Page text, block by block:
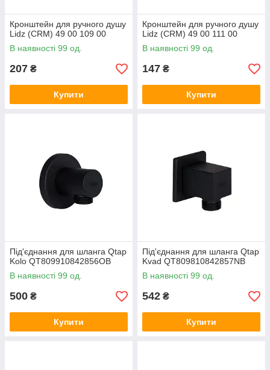
Кронштейн для ручного душу
Lidz (CRM) 49 00 109 00
В наявності 99 од.
207 ₴
Купити
Кронштейн для ручного душу
Lidz (CRM) 49 00 111 00
В наявності 99 од.
147 ₴
Купити
Під'єднання для шланга Qtap
Kolo QT809910842856OB
В наявності 99 од.
500 ₴
Купити
Під'єднання для шланга Qtap
Kvad QT809810842857NB
В наявності 99 од.
542 ₴
Купити